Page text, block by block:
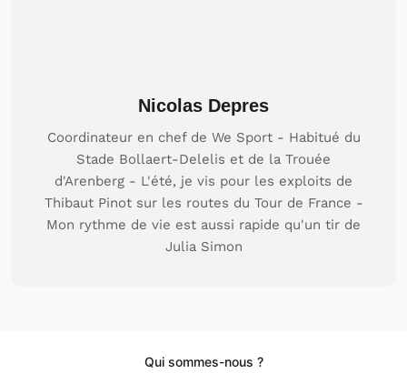
Nicolas Depres
Coordinateur en chef de We Sport - Habitué du
Stade Bollaert-Delelis et de la Trouée
d'Arenberg - L'été, je vis pour les exploits de
Thibaut Pinot sur les routes du Tour de France -
Mon rythme de vie est aussi rapide qu'un tir de
Julia Simon
Qui sommes-nous ?